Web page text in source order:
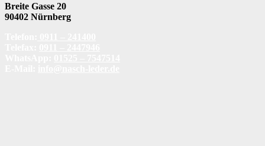
Breite Gasse 20
90402 Nürnberg